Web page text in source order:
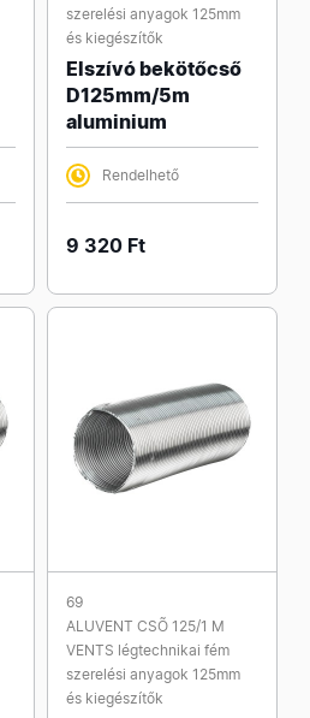
szerelési anyagok 125mm
és kiegészítők
Elszívó bekötőcső
D125mm/5m
aluminium
Rendelhető
9 320 Ft
69
ALUVENT CSÕ 125/1 M
VENTS légtechnikai fém
szerelési anyagok 125mm
és kiegészítők